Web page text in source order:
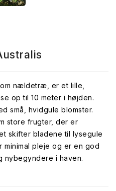
nældetræ, er et lille,
op til 10 meter i højden.
små, hvidgule blomster.
store frugter, der er
skifter bladene til lysegule
minimal pleje og er en god
nybegyndere i haven.